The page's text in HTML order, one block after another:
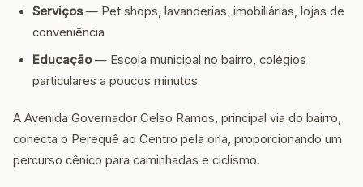
Serviços— Pet shops, lavanderias, imobiliárias, lojas de
conveniência
Educação— Escola municipal no bairro, colégios
particulares a poucos minutos
A Avenida Governador Celso Ramos, principal via do bairro,
conecta o Perequê ao Centro pela orla, proporcionando um
percurso cênico para caminhadas e ciclismo.